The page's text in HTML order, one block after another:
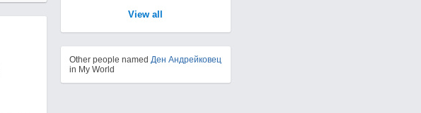
View all
Other people named Ден Андрейковец
in My World